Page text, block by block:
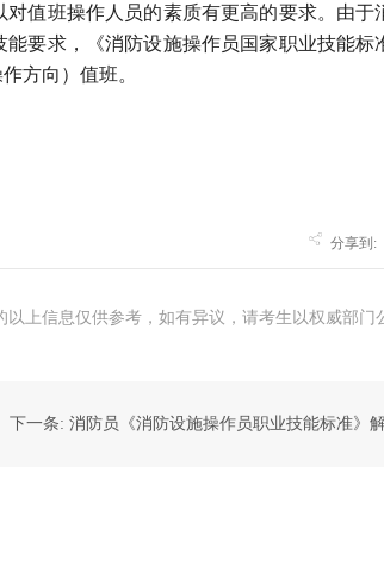
值班操作人员的素质有更高的要求。由于
要求，《消防设施操作员国家职业技能标
方向）值班。
分享到:
上信息仅供参考，如有异议，请考生以权威部门
下一条: 消防员《消防设施操作员职业技能标准》解